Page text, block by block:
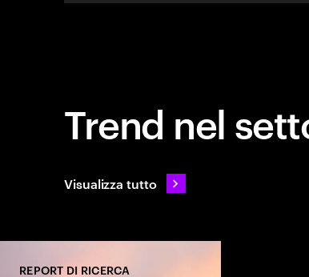
Trend nel
Visualizza tutto
REPORT DI RICERCA